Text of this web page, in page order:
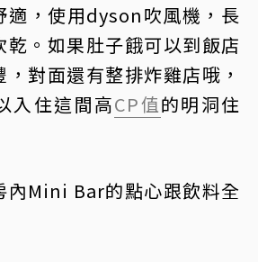
適，使用dyson吹風機，長
乾。如果肚子餓可以到飯店
對面還有整排炸雞店哦，
入住這間高CP值的明洞住
內Mini Bar的點心跟飲料全